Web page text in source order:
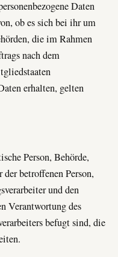
Daten
ob es sich bei ihr um
die im Rahmen
nach dem
erhalten, gelten
Person, Behörde,
betroffenen Person,
und den
Verantwortung des
befugt sind, die